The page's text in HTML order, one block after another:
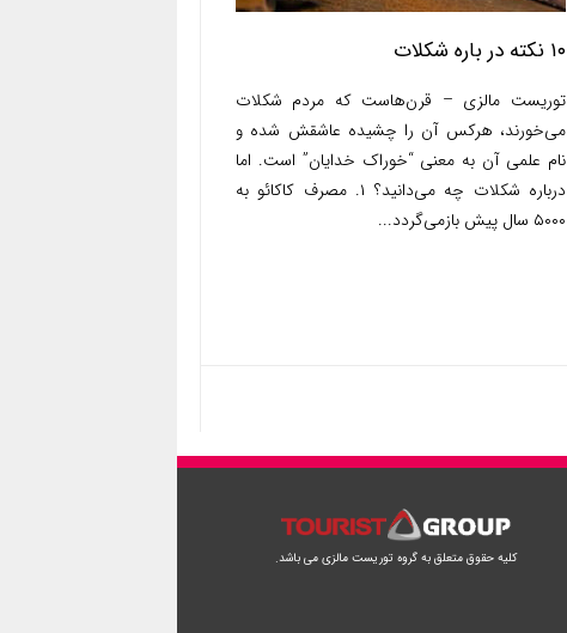
۱۰ نکته در باره شکلات
توریست مالزی – قرن‌هاست که مردم شکلات
می‌خورند، هرکس آن را چشیده عاشقش شده و
نام علمی آن به معنی “خوراک خدایان” است. اما
درباره شکلات چه می‌دانید؟ ۱. مصرف کاکائو به
۵۰۰۰ سال پیش باز‌می‌گردد...
کلیه حقوق متعلق به گروه توریست مالزی می باشد.